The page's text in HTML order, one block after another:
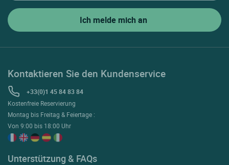
Kontaktieren Sie den Kundenservice
+33(0)1 45 84 83 84
Kostenfreie Reservierung
Montag bis Freitag & Feiertage :
Von 9:00 bis 18:00 Uhr
Unterstützung & FAQs